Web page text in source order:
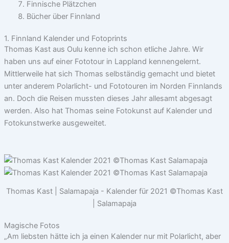
Finnische Plätzchen
Bücher über Finnland
1. Finnland Kalender und Fotoprints
Thomas Kast aus Oulu kenne ich schon etliche Jahre. Wir
haben uns auf einer Fototour in Lappland kennengelernt.
Mittlerweile hat sich Thomas selbständig gemacht und bietet
unter anderem Polarlicht- und Fototouren im Norden Finnlands
an. Doch die Reisen mussten dieses Jahr allesamt abgesagt
werden. Also hat Thomas seine Fotokunst auf Kalender und
Fotokunstwerke ausgeweitet.
Thomas Kast | Salamapaja - Kalender für 2021 ©Thomas Kast
| Salamapaja
Magische Fotos
„Am liebsten hätte ich ja einen Kalender nur mit Polarlicht, aber